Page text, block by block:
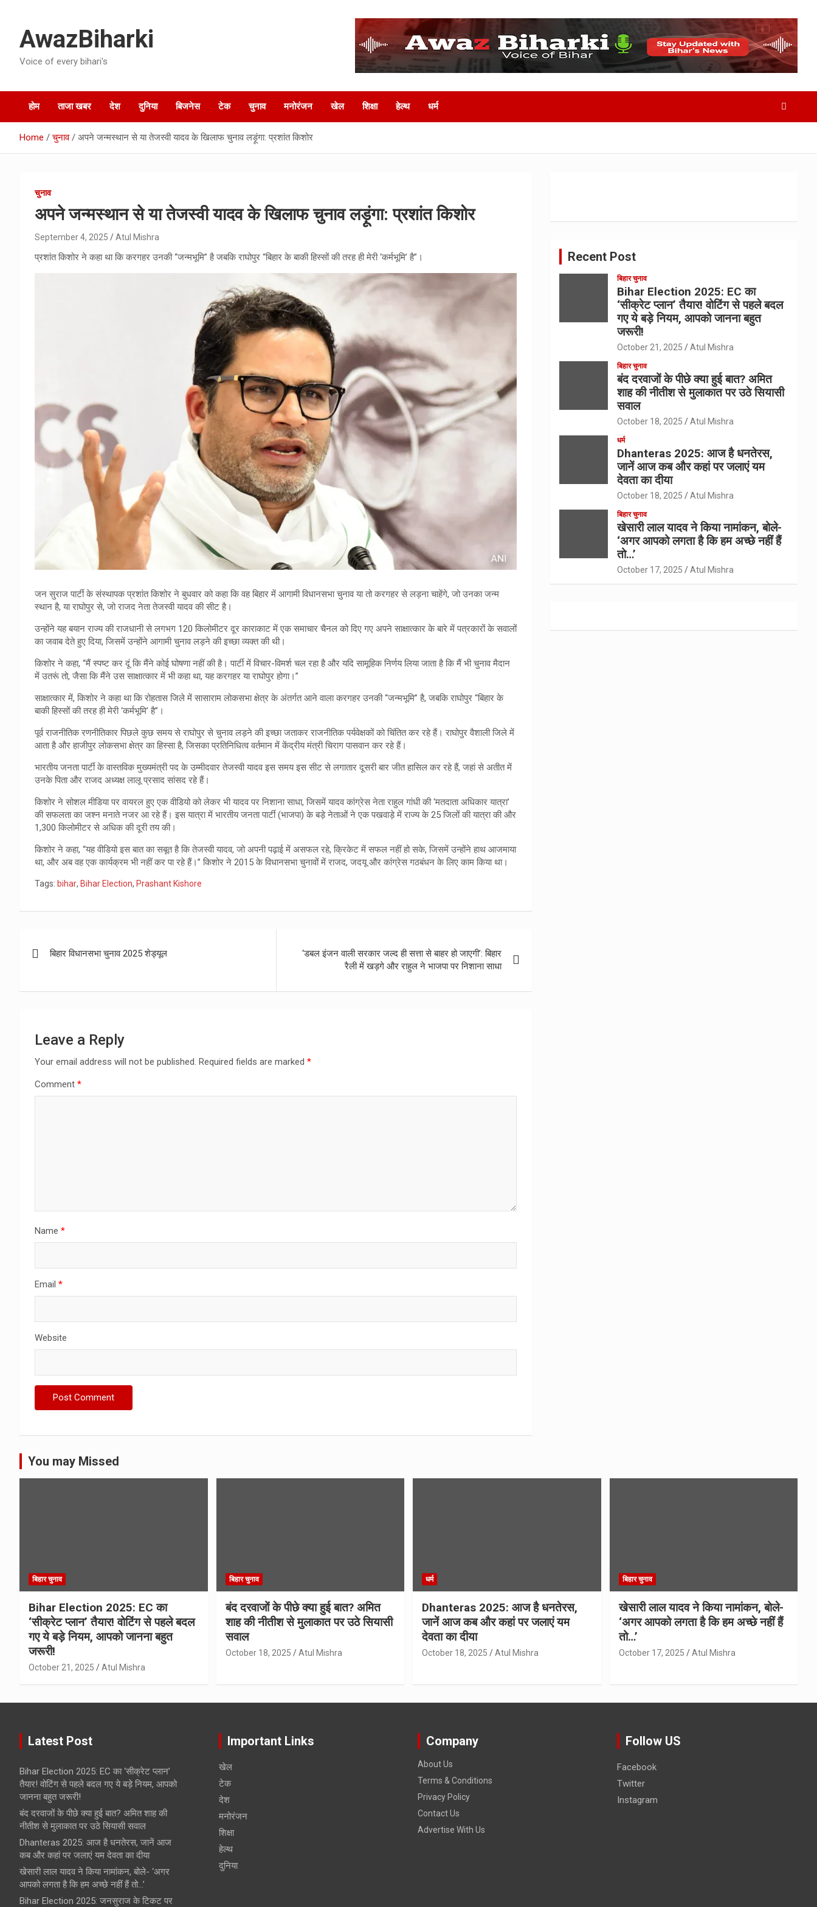
contentAwazBiharki
Voice of every bihari's
होम ताजा खबर देश दुनिया बिजनेस टेक चुनाव मनोरंजन खेल शिक्षा हेल्‍थ धर्म
Home चुनाव अपने जन्मस्थान से या तेजस्वी यादव के खिलाफ चुनाव लड़ूंगा: प्रशांत किशोर
चुनाव
अपने जन्मस्थान से या तेजस्वी यादव के खिलाफ चुनाव लड़ूंगा: प्रशांत किशोर
September 4, 2025 Atul Mishra
प्रशांत किशोर ने कहा था कि करगहर उनकी “जन्मभूमि” है जबकि राघोपुर “बिहार के बाकी हिस्सों की तरह ही मेरी ‘कर्मभूमि’ है”।
जन सुराज पार्टी के संस्थापक प्रशांत किशोर ने बुधवार को कहा कि वह बिहार में आगामी विधानसभा चुनाव या तो करगहर से लड़ना चाहेंगे, जो उनका जन्म
स्थान है, या राघोपुर से, जो राजद नेता तेजस्वी यादव की सीट है।
उन्होंने यह बयान राज्य की राजधानी से लगभग 120 किलोमीटर दूर काराकाट में एक समाचार चैनल को दिए गए अपने साक्षात्कार के बारे में पत्रकारों के सवालों
का जवाब देते हुए दिया, जिसमें उन्होंने आगामी चुनाव लड़ने की इच्छा व्यक्त की थी।
किशोर ने कहा, “मैं स्पष्ट कर दूं कि मैंने कोई घोषणा नहीं की है। पार्टी में विचार-विमर्श चल रहा है और यदि सामूहिक निर्णय लिया जाता है कि मैं भी चुनाव मैदान
में उतरूं तो, जैसा कि मैंने उस साक्षात्कार में भी कहा था, यह करगहर या राघोपुर होगा।”
साक्षात्कार में, किशोर ने कहा था कि रोहतास जिले में सासाराम लोकसभा क्षेत्र के अंतर्गत आने वाला करगहर उनकी “जन्मभूमि” है, जबकि राघोपुर “बिहार के
बाकी हिस्सों की तरह ही मेरी ‘कर्मभूमि’ है”।
पूर्व राजनीतिक रणनीतिकार पिछले कुछ समय से राघोपुर से चुनाव लड़ने की इच्छा जताकर राजनीतिक पर्यवेक्षकों को चिंतित कर रहे हैं। राघोपुर वैशाली जिले में
आता है और हाजीपुर लोकसभा क्षेत्र का हिस्सा है, जिसका प्रतिनिधित्व वर्तमान में केंद्रीय मंत्री चिराग पासवान कर रहे हैं।
भारतीय जनता पार्टी के वास्तविक मुख्यमंत्री पद के उम्मीदवार तेजस्वी यादव इस समय इस सीट से लगातार दूसरी बार जीत हासिल कर रहे हैं, जहां से अतीत में
उनके पिता और राजद अध्यक्ष लालू प्रसाद सांसद रहे हैं।
किशोर ने सोशल मीडिया पर वायरल हुए एक वीडियो को लेकर भी यादव पर निशाना साधा, जिसमें यादव कांग्रेस नेता राहुल गांधी की ‘मतदाता अधिकार यात्रा’
की सफलता का जश्न मनाते नजर आ रहे हैं। इस यात्रा में भारतीय जनता पार्टी (भाजपा) के बड़े नेताओं ने एक पखवाड़े में राज्य के 25 जिलों की यात्रा की और
1,300 किलोमीटर से अधिक की दूरी तय की।
किशोर ने कहा, “यह वीडियो इस बात का सबूत है कि तेजस्वी यादव, जो अपनी पढ़ाई में असफल रहे, क्रिकेट में सफल नहीं हो सके, जिसमें उन्होंने हाथ आजमाया
था, और अब वह एक कार्यक्रम भी नहीं कर पा रहे हैं।” किशोर ने 2015 के विधानसभा चुनावों में राजद, जदयू और कांग्रेस गठबंधन के लिए काम किया था।
Tags: bihar, Bihar Election, Prashant Kishore
navigation
बिहार विधानसभा चुनाव 2025 शेड्यूल
‘डबल इंजन वाली सरकार जल्द ही सत्ता से बाहर हो जाएगी’: बिहार
रैली में खड़गे और राहुल ने भाजपा पर निशाना साधा
Leave a Reply
Your email address will not be published. Required fields are marked *
Comment *
Name *
Email *
Website
Recent Post
बिहार चुनाव
Bihar Election 2025: EC का
‘सीक्रेट प्लान’ तैयार! वोटिंग से पहले बदल
गए ये बड़े नियम, आपको जानना बहुत
जरूरी!
October 21, 2025 Atul Mishra
बिहार चुनाव
बंद दरवाजों के पीछे क्या हुई बात? अमित
शाह की नीतीश से मुलाकात पर उठे सियासी
सवाल
October 18, 2025 Atul Mishra
धर्म
Dhanteras 2025: आज है धनतेरस,
जानें आज कब और कहां पर जलाएं यम
देवता का दीया
October 18, 2025 Atul Mishra
बिहार चुनाव
खेसारी लाल यादव ने किया नामांकन, बोले-
‘अगर आपको लगता है कि हम अच्छे नहीं हैं
तो…’
October 17, 2025 Atul Mishra
You may Missed
बिहार चुनाव
Bihar Election 2025: EC का
‘सीक्रेट प्लान’ तैयार! वोटिंग से पहले बदल
गए ये बड़े नियम, आपको जानना बहुत
जरूरी!
October 21, 2025 Atul Mishra
बिहार चुनाव
बंद दरवाजों के पीछे क्या हुई बात? अमित
शाह की नीतीश से मुलाकात पर उठे सियासी
सवाल
October 18, 2025 Atul Mishra
धर्म
Dhanteras 2025: आज है धनतेरस,
जानें आज कब और कहां पर जलाएं यम
देवता का दीया
October 18, 2025 Atul Mishra
बिहार चुनाव
खेसारी लाल यादव ने किया नामांकन, बोले-
‘अगर आपको लगता है कि हम अच्छे नहीं हैं
तो…’
October 17, 2025 Atul Mishra
Latest Post
Bihar Election 2025: EC का ‘सीक्रेट प्लान’
तैयार! वोटिंग से पहले बदल गए ये बड़े नियम, आपको
जानना बहुत जरूरी!
बंद दरवाजों के पीछे क्या हुई बात? अमित शाह की
नीतीश से मुलाकात पर उठे सियासी सवाल
Dhanteras 2025: आज है धनतेरस, जानें आज
कब और कहां पर जलाएं यम देवता का दीया
खेसारी लाल यादव ने किया नामांकन, बोले- ‘अगर
आपको लगता है कि हम अच्छे नहीं हैं तो…’
Bihar Election 2025: जनसुराज के टिकट पर
Important Links
खेल
टेक
देश
मनोरंजन
शिक्षा
हेल्‍थ
दुनिया
Company
About Us
Terms & Conditions
Privacy Policy
Contact Us
Advertise With Us
Follow US
Facebook
Twitter
Instagram